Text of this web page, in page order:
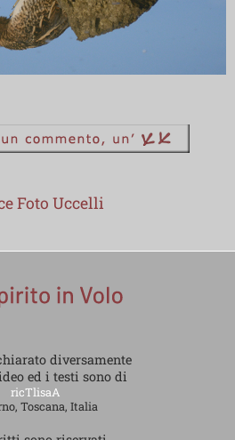
Foto Uccelli
diversamente
ed i testi sono di
ricTlisaA
Toscana, Italia